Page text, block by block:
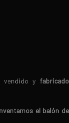
vendido y fabricado
el balón de